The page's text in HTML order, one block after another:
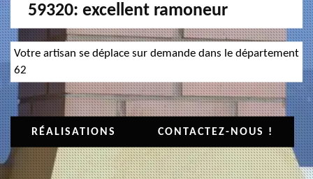
59320: excellent ramoneur
Votre artisan se déplace sur demande dans le département
62
RÉALISATIONS CONTACTEZ-NOUS !